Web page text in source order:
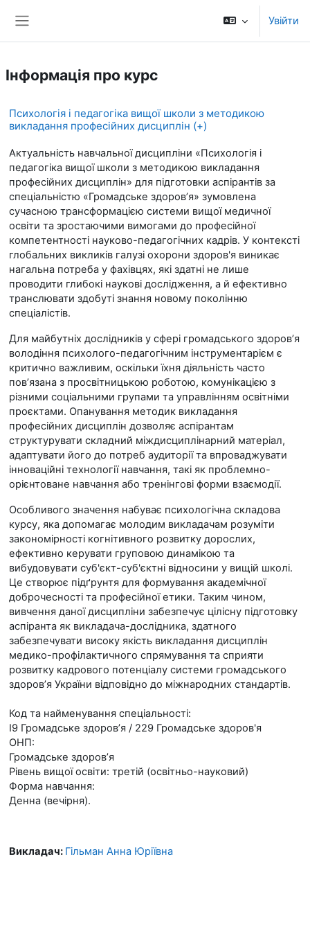
Увійти
Інформація про курс
Психологія і педагогіка вищої школи з методикою
викладання професійних дисциплін (+)
Актуальність навчальної дисципліни «Психологія і
педагогіка вищої школи з методикою викладання
професійних дисциплін» для підготовки аспірантів за
спеціальністю «Громадське здоров’я» зумовлена
сучасною трансформацією системи вищої медичної
освіти та зростаючими вимогами до професійної
компетентності науково-педагогічних кадрів. У контексті
глобальних викликів галузі охорони здоров'я виникає
нагальна потреба у фахівцях, які здатні не лише
проводити глибокі наукові дослідження, а й ефективно
транслювати здобуті знання новому поколінню
спеціалістів.
Для майбутніх дослідників у сфері громадського здоров’я
володіння психолого-педагогічним інструментарієм є
критично важливим, оскільки їхня діяльність часто
пов’язана з просвітницькою роботою, комунікацією з
різними соціальними групами та управлінням освітніми
проєктами. Опанування методик викладання
професійних дисциплін дозволяє аспірантам
структурувати складний міждисциплінарний матеріал,
адаптувати його до потреб аудиторії та впроваджувати
інноваційні технології навчання, такі як проблемно-
орієнтоване навчання або тренінгові форми взаємодії.
Особливого значення набуває психологічна складова
курсу, яка допомагає молодим викладачам розуміти
закономірності когнітивного розвитку дорослих,
ефективно керувати груповою динамікою та
вибудовувати суб'єкт-суб'єктні відносини у вищій школі.
Це створює підґрунтя для формування академічної
доброчесності та професійної етики. Таким чином,
вивчення даної дисципліни забезпечує цілісну підготовку
аспіранта як викладача-дослідника, здатного
забезпечувати високу якість викладання дисциплін
медико-профілактичного спрямування та сприяти
розвитку кадрового потенціалу системи громадського
здоров’я України відповідно до міжнародних стандартів.
Код та найменування спеціальності:
I9 Громадське здоров’я / 229 Громадське здоров'я
ОНП:
Громадське здоров’я
Рівень вищої освіти: третій (освітньо-науковий)
Форма навчання:
Денна (вечірня).
Викладач: Гільман Анна Юріївна